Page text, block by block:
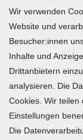
Zahlung und
Widerrufsrecht
Warenkorb
Zur Kasse
Mein Konto
Registrieren
Wir verwenden
Website und
Besucher:innen
Inhalte und
Drittanbietern
analysieren. Die
Cookies. Wir teilen
Einstellungen
Die